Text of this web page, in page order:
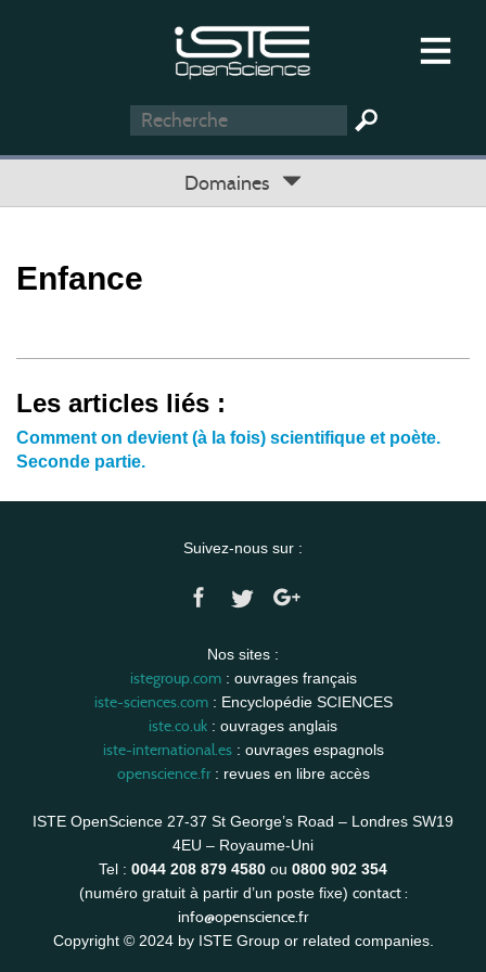
Domaines
Enfance
Les articles liés :
Comment on devient (à la fois) scientifique et poète.
Seconde partie.
Suivez-nous sur :
Nos sites :
istegroup.com: ouvrages français
iste-sciences.com: Encyclopédie SCIENCES
iste.co.uk : ouvrages anglais
iste-international.es: ouvrages espagnols
openscience.fr: revues en libre accès
ISTE OpenScience 27-37 St George’s Road – Londres SW19
4EU – Royaume-Uni
Tel : 0044 208 879 4580 ou 0800 902 354
(numéro gratuit à partir d’un poste fixe) contact :
info@openscience.fr
Copyright © 2024 by ISTE Group or related companies.